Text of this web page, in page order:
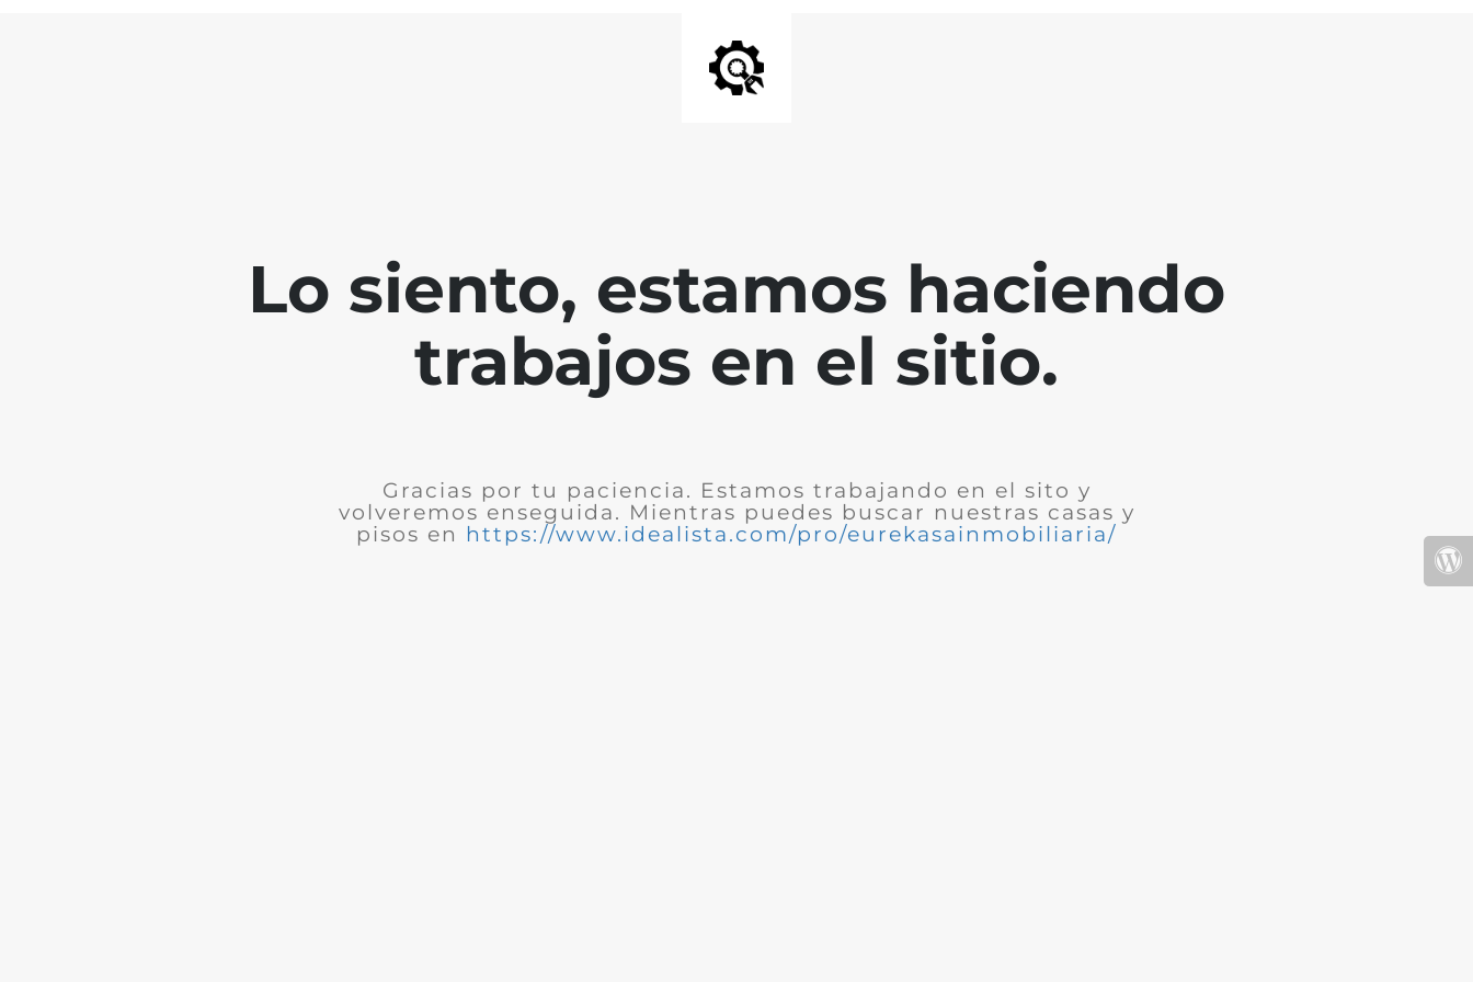
Lo siento, estamos haciendo
trabajos en el sitio.
Gracias por tu paciencia. Estamos trabajando en el sito y
volveremos enseguida. Mientras puedes buscar nuestras casas y
pisos en https://www.idealista.com/pro/eurekasainmobiliaria/